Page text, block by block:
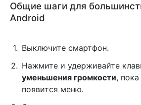
Общие шаги для
Android
Выключите смартфон.
Нажмите и удерживайте
уменьшения громкости,
появится меню.